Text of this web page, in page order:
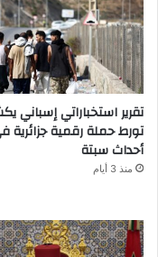
تقرير استخباراتي إسباني
تورط حملة رقمية جزائرية
أحداث سبتة
منذ 3 أيام